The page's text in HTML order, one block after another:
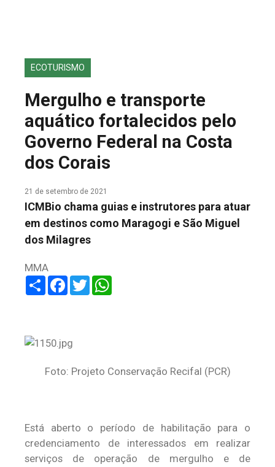
EDIÇÕES ANTERIORES
FALE CONOSCO
ECOTURISMO
Mergulho e transporte
aquático fortalecidos pelo
Governo Federal na Costa
dos Corais
21 de setembro de 2021
ICMBio chama guias e instrutores para atuar
em destinos como Maragogi e São Miguel
dos Milagres
MMA
ShareFacebook
Twitter
Foto: Projeto Conservação Recifal (PCR)
Está aberto o período de habilitação para o
credenciamento de interessados em realizar
serviços de operação de mergulho e de